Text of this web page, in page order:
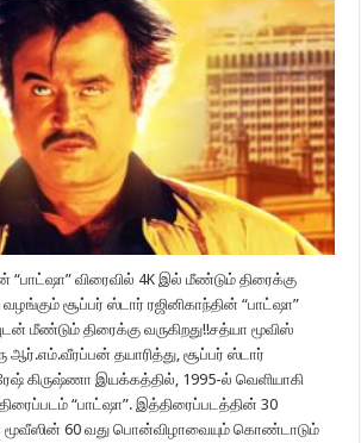
அட்மாஸ்
ஒலியுடன்
“பாட்ஷா”
விரைவில்
4K
இல்
மீண்டும்
திரைக்கு
வருகிறது!!
“பாட்ஷா” விரைவில் 4K இல் மீண்டும் திரைக்கு
சூப்பர் ஸ்டார் ரஜினிகாந்தின் “பாட்ஷா”
மீண்டும் திரைக்கு வருகிறது!!சத்யா மூவிஸ்
ஆர்.எம்.வீரப்பன் தயாரித்து, சூப்பர் ஸ்டார்
கிருஷ்ணா இயக்கத்தில், 1995-ல் வெளியாகி
“பாட்ஷா”. இத்திரைப்படத்தின் 30
60 வது பொன்விழாவையும் கொண்டாடும்